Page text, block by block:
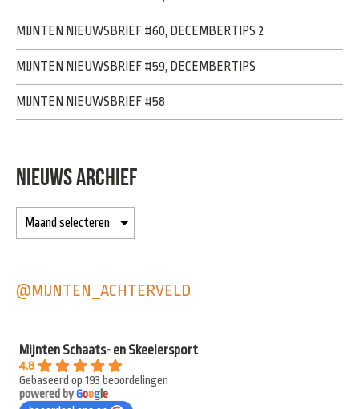
MIJNTEN NIEUWSBRIEF #60, DECEMBERTIPS 2
MIJNTEN NIEUWSBRIEF #59, DECEMBERTIPS
MIJNTEN NIEUWSBRIEF #58
NIEUWS ARCHIEF
@MIJNTEN_ACHTERVELD
Mijnten Schaats- en Skeelersport
4.8
Gebaseerd op 193 beoordelingen
powered byGooge